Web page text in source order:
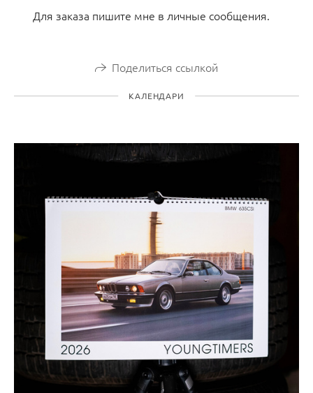
Для заказа пишите мне в личные сообщения.
Поделиться ссылкой
КАЛЕНДАРИ